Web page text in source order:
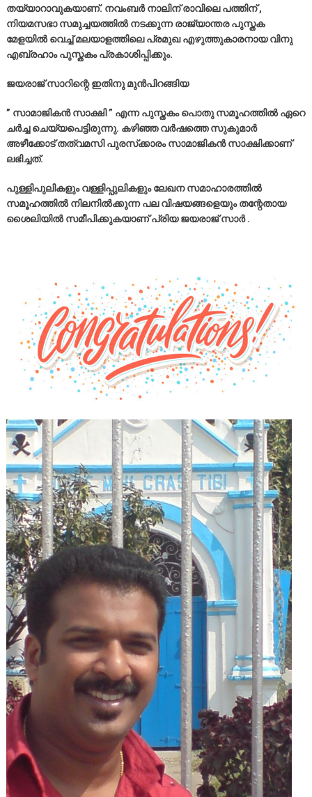
തയ്യാറാവുകയാണ്. നവംബർ നാലിന് രാവിലെ പത്തിന് ,
നിയമസഭാ സമുച്ചയത്തിൽ നടക്കുന്ന രാജ്യാന്തര പുസ്തക
മേളയിൽ വെച്ച് മലയാളത്തിലെ പ്രമുഖ എഴുത്തുകാരനായ വിനു
എബ്രഹാം പുസ്തകം പ്രകാശിപ്പിക്കും.
ജയരാജ് സാറിന്റെ ഇതിനു മുൻപിറങ്ങിയ
” സാമാജികൻ സാക്ഷി ” എന്ന പുസ്തകം പൊതു സമൂഹത്തിൽ ഏറെ
ചർച്ച ചെയ്യപെട്ടിരുന്നു. കഴിഞ്ഞ വർഷത്തെ സുകുമാർ
അഴീക്കോട് തത്വമസി പുരസ്‌ക്കാരം സാമാജികൻ സാക്ഷിക്കാണ്
ലഭിച്ചത്.
പുള്ളിപുലികളും വള്ളിപ്പുലികളും ലേഖന സമാഹാരത്തിൽ
സമൂഹത്തിൽ നിലനിൽക്കുന്ന പല വിഷയങ്ങളെയും തന്റേതായ
ശൈലിയിൽ സമീപിക്കുകയാണ് പ്രിയ ജയരാജ് സാർ .